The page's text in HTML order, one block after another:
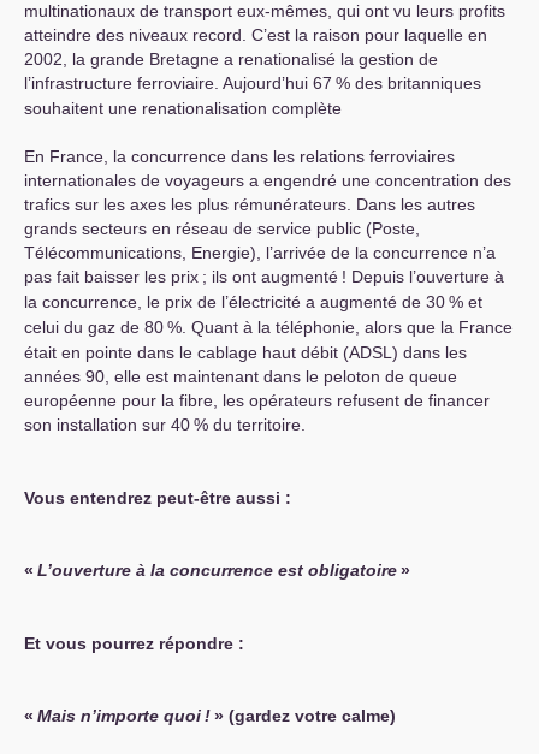
multinationaux de transport eux-mêmes, qui ont vu leurs profits
atteindre des niveaux record. C’est la raison pour laquelle en
2002, la grande Bretagne a renationalisé la gestion de
l’infrastructure ferroviaire. Aujourd’hui 67 % des britanniques
souhaitent une renationalisation complète
En France, la concurrence dans les relations ferroviaires
internationales de voyageurs a engendré une concentration des
trafics sur les axes les plus rémunérateurs. Dans les autres
grands secteurs en réseau de service public (Poste,
Télécommunications, Energie), l’arrivée de la concurrence n’a
pas fait baisser les prix ; ils ont augmenté ! Depuis l’ouverture à
la concurrence, le prix de l’électricité a augmenté de 30% et
celui du gaz de 80%. Quant à la téléphonie, alors que la France
était en pointe dans le cablage haut débit (ADSL ) dans les
années 90, elle est maintenant dans le peloton de queue
européenne pour la fibre, les opérateurs refusent de financer
son installation sur 40% du territoire.
Vous entendrez peut-être aussi :
« L’ouverture à la concurrence est obligatoire»
Et vous pourrez répondre :
« Mais n’importe quoi!» (gardez votre calme)